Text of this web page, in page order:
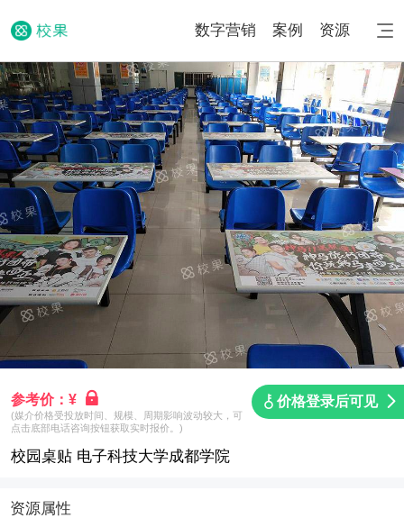
数字营销 案例 资源
参考价：¥ 价格登录后可见
(媒介价格受投放时间、规模、周期影响波动较大，可
点击底部电话咨询按钮获取实时报价。)
校园桌贴 电子科技大学成都学院
资源属性